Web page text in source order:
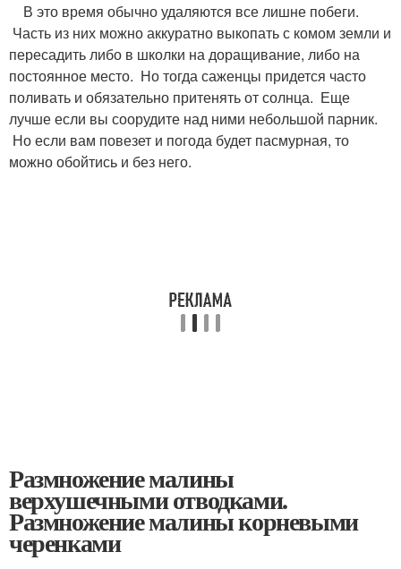
В это время обычно удаляются все лишне побеги.
Часть из них можно аккуратно выкопать с комом земли и
пересадить либо в школки на доращивание, либо на
постоянное место. Но тогда саженцы придется часто
поливать и обязательно притенять от солнца. Еще
лучше если вы соорудите над ними небольшой парник.
Но если вам повезет и погода будет пасмурная, то
можно обойтись и без него.
Размножение малины
верхушечными отводками.
Размножение малины корневыми
черенками